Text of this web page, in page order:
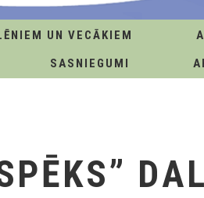
UN VECĀKIEM
SASNIEGUMI